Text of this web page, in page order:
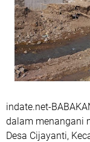
indate.net-
dalam menangani
Desa Cijayanti,